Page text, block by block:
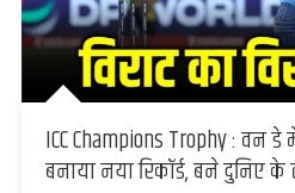
ICC Champions Trophy : वन
बनाया नया रिकॉर्ड, बने दुनिए